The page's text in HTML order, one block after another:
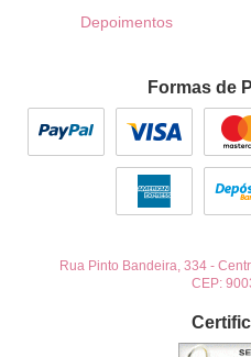
Depoimentos
Formas de
Rua Pinto Bandeira, 334-
CEP: